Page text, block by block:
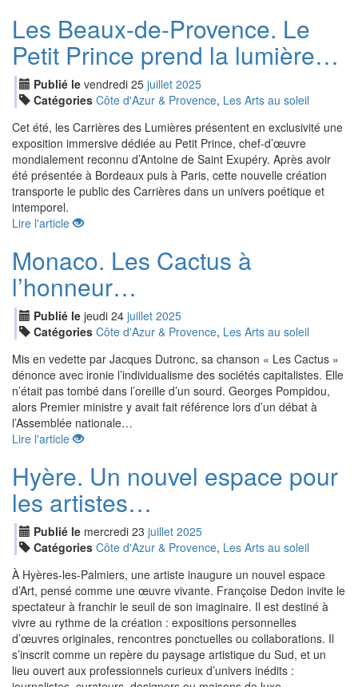
Les Beaux-de-Provence. Le
Petit Prince prend la lumière…
Publié le vendredi 25 juillet 2025
Catégories Côte d'Azur & Provence, Les Arts au soleil
Cet été, les Carrières des Lumières présentent en exclusivité une
exposition immersive dédiée au Petit Prince, chef-d’œuvre
mondialement reconnu d’Antoine de Saint Exupéry. Après avoir
été présentée à Bordeaux puis à Paris, cette nouvelle création
transporte le public des Carrières dans un univers poétique et
intemporel.
Lire l'article
Monaco. Les Cactus à
l’honneur…
Publié le jeudi 24 juillet 2025
Catégories Côte d'Azur & Provence, Les Arts au soleil
Mis en vedette par Jacques Dutronc, sa chanson « Les Cactus »
dénonce avec ironie l’individualisme des sociétés capitalistes. Elle
n’était pas tombé dans l’oreille d’un sourd. Georges Pompidou,
alors Premier ministre y avait fait référence lors d’un débat à
l’Assemblée nationale…
Lire l'article
Hyère. Un nouvel espace pour
les artistes…
Publié le mercredi 23 juillet 2025
Catégories Côte d'Azur & Provence, Les Arts au soleil
À Hyères-les-Palmiers, une artiste inaugure un nouvel espace
d’Art, pensé comme une œuvre vivante. Françoise Dedon invite le
spectateur à franchir le seuil de son imaginaire. Il est destiné à
vivre au rythme de la création : expositions personnelles
d’œuvres originales, rencontres ponctuelles ou collaborations. Il
s’inscrit comme un repère du paysage artistique du Sud, et un
lieu ouvert aux professionnels curieux d’univers inédits :